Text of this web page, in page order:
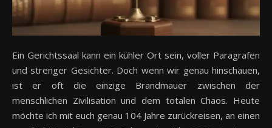
Ein Gerichtssaal kann ein kühler Ort sein, voller Paragrafen
und strenger Gesichter. Doch wenn wir genau hinschauen,
ist er oft die einzige Brandmauer zwischen der
menschlichen Zivilisation und dem totalen Chaos. Heute
möchte ich mit euch genau 104 Jahre zurückreisen, an einen